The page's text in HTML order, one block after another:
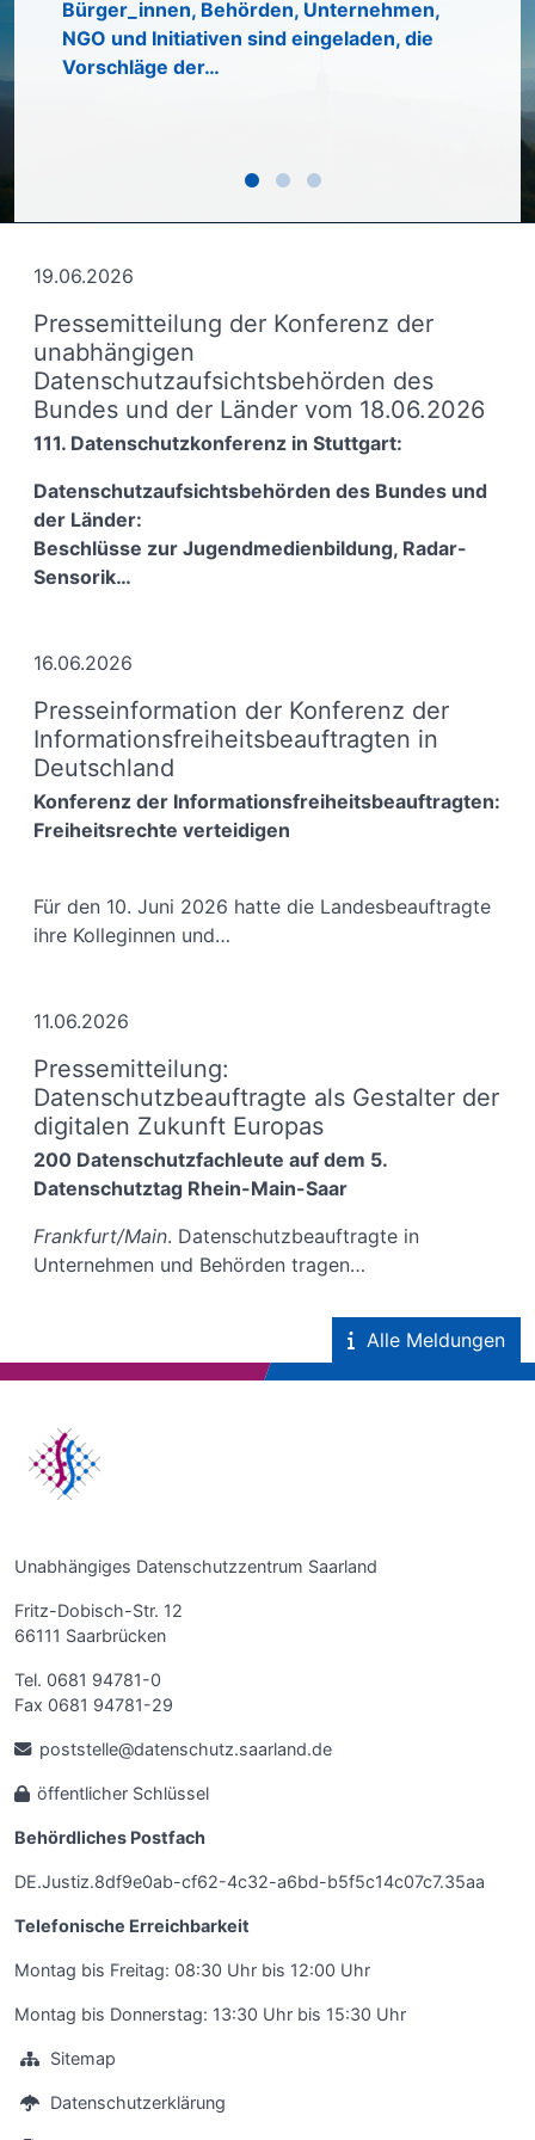
Bürger_innen, Behörden, Unternehmen,
NGO und Initiativen sind eingeladen, die
Vorschläge der…
Die
19.06.2026
Pressemitteilung der Konferenz der
unabhängigen
Datenschutzaufsichtsbehörden des
Bundes und der Länder vom 18.06.2026
111. Datenschutzkonferenz in Stuttgart:
Datenschutzaufsichtsbehörden des Bundes und
der Länder:
Beschlüsse zur Jugendmedienbildung, Radar-
Sensorik…
16.06.2026
Presseinformation der Konferenz der
Informationsfreiheitsbeauftragten in
Deutschland
Konferenz der Informationsfreiheitsbeauftragten:
Freiheitsrechte verteidigen
Für den 10. Juni 2026 hatte die Landesbeauftragte
ihre Kolleginnen und…
11.06.2026
Pressemitteilung:
Datenschutzbeauftragte als Gestalter der
digitalen Zukunft Europas
200 Datenschutzfachleute auf dem 5.
Datenschutztag Rhein-Main-Saar
Frankfurt/Main. Datenschutzbeauftragte in
Unternehmen und Behörden tragen…
Alle Meldungen
Unabhängiges Datenschutzzentrum Saarland
Fritz-Dobisch-Str. 12
66111 Saarbrücken
Tel. 0681 94781-0
Fax 0681 94781-29
poststelle@datenschutz.saarland.de
öffentlicher Schlüssel
Behördliches Postfach
DE.Justiz.8df9e0ab-cf62-4c32-a6bd-b5f5c14c07c7.35aa
Telefonische Erreichbarkeit
Montag bis Freitag: 08:30 Uhr bis 12:00 Uhr
Montag bis Donnerstag: 13:30 Uhr bis 15:30 Uhr
Sitemap
Datenschutzerklärung